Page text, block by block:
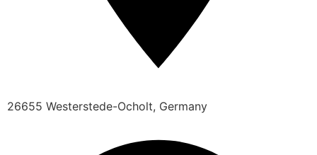
26655 Westerstede-Ocholt, Germany